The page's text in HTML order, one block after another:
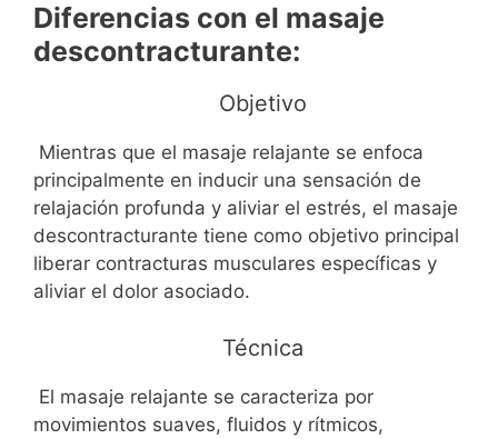
Diferencias con el masaje
descontracturante:
Objetivo
Mientras que el masaje relajante se enfoca
principalmente en inducir una sensación de
relajación profunda y aliviar el estrés, el masaje
descontracturante tiene como objetivo principal
liberar contracturas musculares específicas y
aliviar el dolor asociado.
Técnica
El masaje relajante se caracteriza por
movimientos suaves, fluidos y rítmicos,